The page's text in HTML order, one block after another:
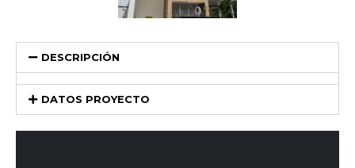
DESCRIPCIÓN
DATOS PROYECTO